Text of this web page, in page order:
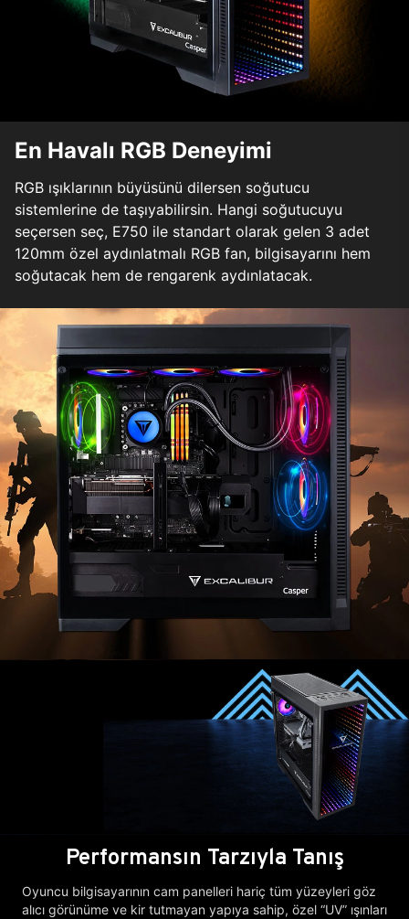
En Havalı RGB Deneyimi
RGB ışıklarının büyüsünü dilersen soğutucu
sistemlerine de taşıyabilirsin. Hangi soğutucuyu
seçersen seç, E750 ile standart olarak gelen 3 adet
120mm özel aydınlatmalı RGB fan, bilgisayarını hem
soğutacak hem de rengarenk aydınlatacak.
Performansın Tarzıyla Tanış
Oyuncu bilgisayarının cam panelleri hariç tüm yüzeyleri göz
alıcı görünüme ve kir tutmayan yapıya sahip, özel “UV” ışınları